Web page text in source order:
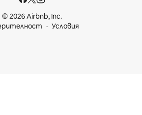
© 2026 Airbnb, Inc.
Условия